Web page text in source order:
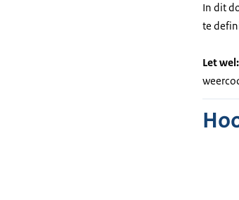
In dit
te
Let wel: